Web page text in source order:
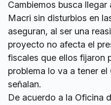
Cambiemos busca
Macri sin disturbios en
aseguran, al ser una
proyecto no afecta el
fiscales que ellos fijaron
problema lo va a tener
señalan.
De acuerdo a la Oficina